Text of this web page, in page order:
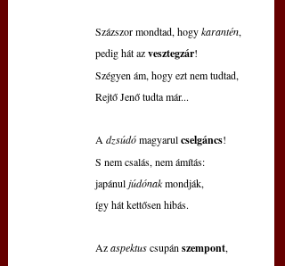
Százszor mondtad, hogy karantén,
pedig hát az vesztegzár!
Szégyen ám, hogy ezt nem tudtad,
Rejtő Jenő tudta már...
A dzsúdó magyarul cselgáncs!
S nem csalás, nem ámítás:
japánul júdónak mondják,
így hát kettősen hibás.
Az aspektus csupán szempont,